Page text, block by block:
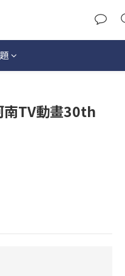
南TV動畫30th